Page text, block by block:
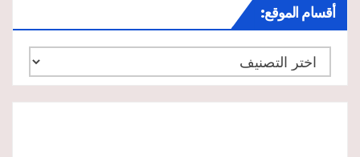
أقسام الموقع:
أقسام
الموقع: